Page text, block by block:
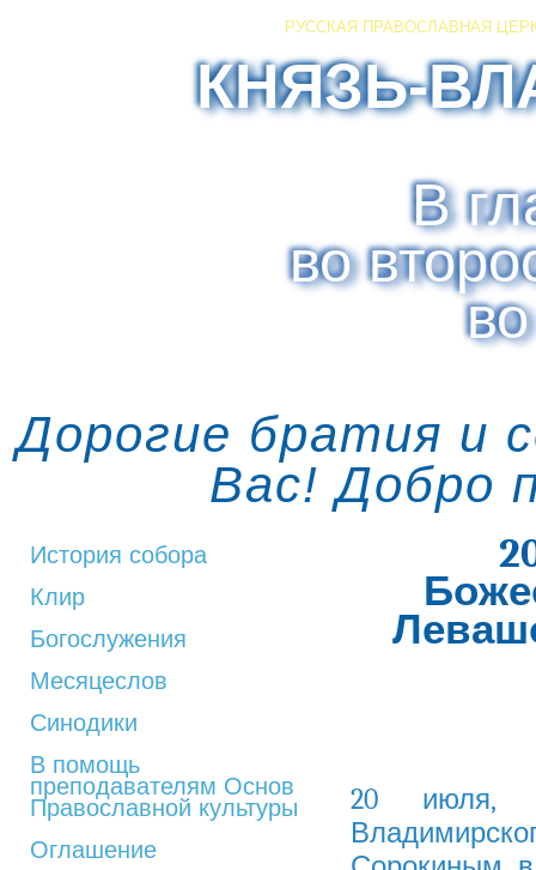
РУССКАЯ ПРАВОСЛАВНАЯ
КНЯЗЬ-
В
во
Дорогие братия и
Вас! Добро
История собора
Клир
Богослужения
Месяцеслов
Синодики
В помощь
преподавателям Основ
Православной культуры
Оглашение
20 июля,